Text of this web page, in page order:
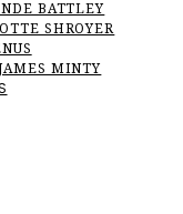
BATTLEY
SHROYER
MINTY